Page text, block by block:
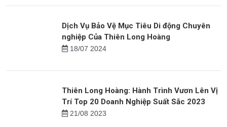
Dịch Vụ Bảo Vệ Mục Tiêu Di động Chuyên
nghiệp Của Thiên Long Hoàng
18/07 2024
Thiên Long Hoàng: Hành Trình Vươn Lên Vị
Trí Top 20 Doanh Nghiệp Suất Sắc 2023
21/08 2023